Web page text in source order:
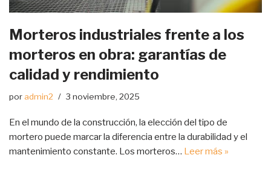
Morteros industriales frente a los
morteros en obra: garantías de
calidad y rendimiento
por admin2 3 noviembre, 2025
En el mundo de la construcción, la elección del tipo de
mortero puede marcar la diferencia entre la durabilidad y el
mantenimiento constante. Los morteros… Leer más »